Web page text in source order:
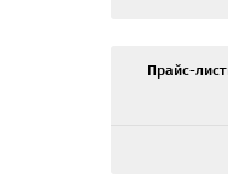
Прайс-